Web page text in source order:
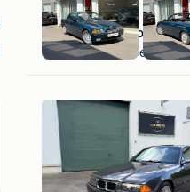
Garage Vandoolaeghe
Langemark + Deel